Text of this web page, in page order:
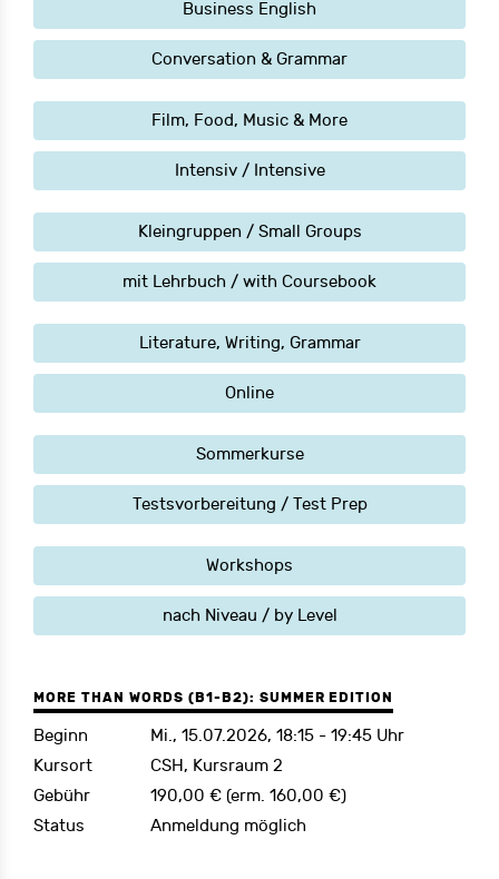
Business English
Conversation & Grammar
Film, Food, Music & More
Intensiv / Intensive
Kleingruppen / Small Groups
mit Lehrbuch / with Coursebook
Literature, Writing, Grammar
Online
Sommerkurse
Testsvorbereitung / Test Prep
Workshops
nach Niveau / by Level
MORE THAN WORDS (B1-B2): SUMMER EDITION
Beginn
Mi., 15.07.2026, 18:15 - 19:45 Uhr
Kursort
CSH, Kursraum 2
Gebühr
190,00 € (erm. 160,00 €)
Status
Anmeldung möglich